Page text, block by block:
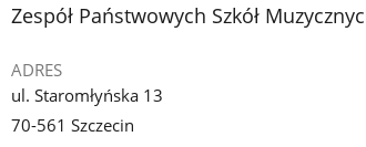
stopka
Zespół Państwowych Szkół
ADRES
ul. Staromłyńska 13
70-561 Szczecin